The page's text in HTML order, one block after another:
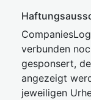
verbunden
gesponsert,
angezeigt
jeweiligen